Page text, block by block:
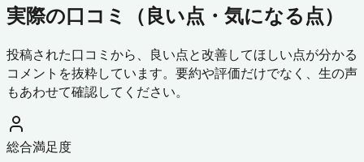
実際の口コミ（良い点・気になる点）
投稿された口コミから、良い点と改善してほしい点が分かる
コメントを抜粋しています。要約や評価だけでなく、生の声
もあわせて確認してください。
総合満足度